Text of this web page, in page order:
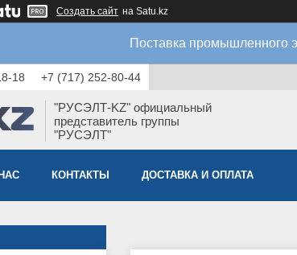
Создать сайт на Satu.kz
Поставка промышленного
18 +7 (717) 252-80-44
"РУСЭЛТ-KZ" официальный
представитель группы
"РУСЭЛТ"
КОНТАКТЫ ДОСТАВКА И ОПЛАТА